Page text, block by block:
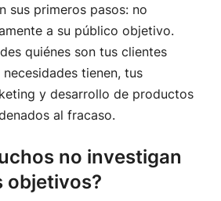
sus primeros pasos: no
a su público objetivo.
quiénes son tus clientes
tienen, tus
y desarrollo de productos
al fracaso.
no investigan
objetivos?